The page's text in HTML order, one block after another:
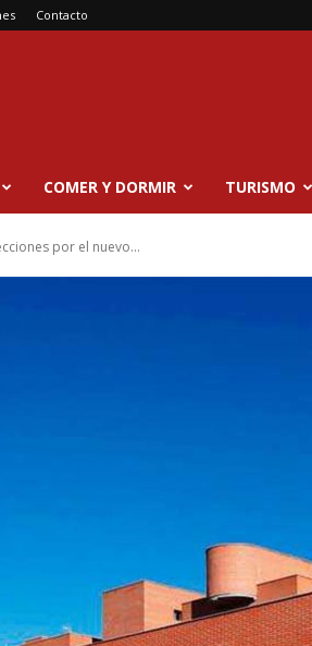
Contacto
COMER Y DORMIR TURISMO
por el nuevo...